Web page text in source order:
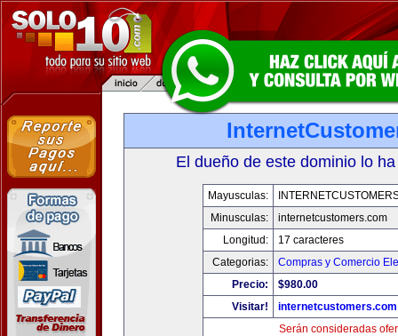
El dueño de este dominio lo
Mayusculas:
Minusculas:
internetcustomers.com
Longitud:
17 caracteres
Categorias:
Compras y Comercio
Precio:
$980.00
Visitar!
internetcustomers.com
Serán consideradas